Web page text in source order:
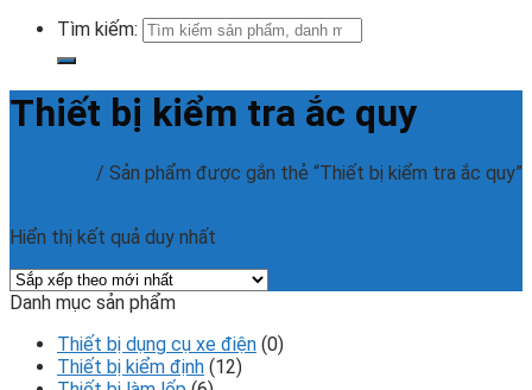
Tìm kiếm:
Thiết bị kiểm tra ắc quy
/ Sản phẩm được gắn thẻ “Thiết bị kiểm tra ắc quy”
Hiển thị kết quả duy nhất
Danh mục sản phẩm
Thiết bị dụng cụ xe điện (0)
Thiết bị kiểm định (12)